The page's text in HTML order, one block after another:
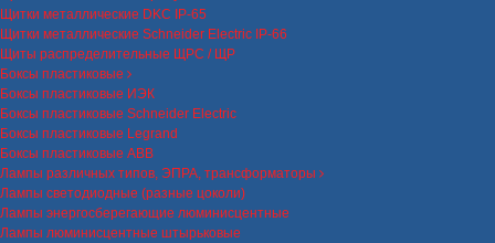
Щитки металлические DKC IP-65
Щитки металлические Schneider Electric IP-66
Щиты распределительные ЩРС / ЩР
Боксы пластиковые
Боксы пластиковые ИЭК
Боксы пластиковые Schneider Electric
Боксы пластиковые Legrand
Боксы пластиковые ABB
Лампы различных типов, ЭПРА, трансформаторы
Лампы светодиодные (разные цоколи)
Лампы энергосберегающие люминисцентные
Лампы люминисцентные штырьковые